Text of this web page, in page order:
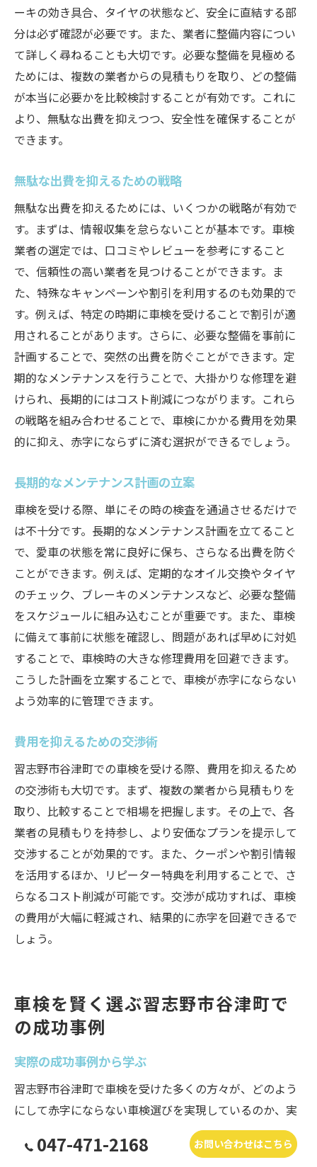
ーキの効き具合、タイヤの状態など、安全に直結する部
分は必ず確認が必要です。また、業者に整備内容につい
て詳しく尋ねることも大切です。必要な整備を見極める
ためには、複数の業者からの見積もりを取り、どの整備
が本当に必要かを比較検討することが有効です。これに
より、無駄な出費を抑えつつ、安全性を確保することが
できます。
無駄な出費を抑えるための戦略
無駄な出費を抑えるためには、いくつかの戦略が有効で
す。まずは、情報収集を怠らないことが基本です。車検
業者の選定では、口コミやレビューを参考にすること
で、信頼性の高い業者を見つけることができます。ま
た、特殊なキャンペーンや割引を利用するのも効果的で
す。例えば、特定の時期に車検を受けることで割引が適
用されることがあります。さらに、必要な整備を事前に
計画することで、突然の出費を防ぐことができます。定
期的なメンテナンスを行うことで、大掛かりな修理を避
けられ、長期的にはコスト削減につながります。これら
の戦略を組み合わせることで、車検にかかる費用を効果
的に抑え、赤字にならずに済む選択ができるでしょう。
長期的なメンテナンス計画の立案
車検を受ける際、単にその時の検査を通過させるだけで
は不十分です。長期的なメンテナンス計画を立てること
で、愛車の状態を常に良好に保ち、さらなる出費を防ぐ
ことができます。例えば、定期的なオイル交換やタイヤ
のチェック、ブレーキのメンテナンスなど、必要な整備
をスケジュールに組み込むことが重要です。また、車検
に備えて事前に状態を確認し、問題があれば早めに対処
することで、車検時の大きな修理費用を回避できます。
こうした計画を立案することで、車検が赤字にならない
よう効率的に管理できます。
費用を抑えるための交渉術
習志野市谷津町での車検を受ける際、費用を抑えるため
の交渉術も大切です。まず、複数の業者から見積もりを
取り、比較することで相場を把握します。その上で、各
業者の見積もりを持参し、より安価なプランを提示して
交渉することが効果的です。また、クーポンや割引情報
を活用するほか、リピーター特典を利用することで、さ
らなるコスト削減が可能です。交渉が成功すれば、車検
の費用が大幅に軽減され、結果的に赤字を回避できるで
しょう。
車検を賢く選ぶ習志野市谷津町で
の成功事例
実際の成功事例から学ぶ
習志野市谷津町で車検を受けた多くの方々が、どのよう
にして赤字にならない車検選びを実現しているのか、実
際の成功事例を通して学びましょう。例えば、ある地元
のドライバーは、複数の業者から見積もりを取り、料金
047-471-2168 お問い合わせはこちら